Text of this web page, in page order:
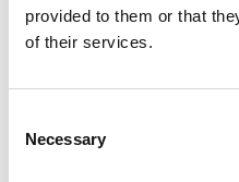
provided to them or that
of their services.
Selection
Necessary
Homeopat
Hygiensjuksköterska
Individualterapeut